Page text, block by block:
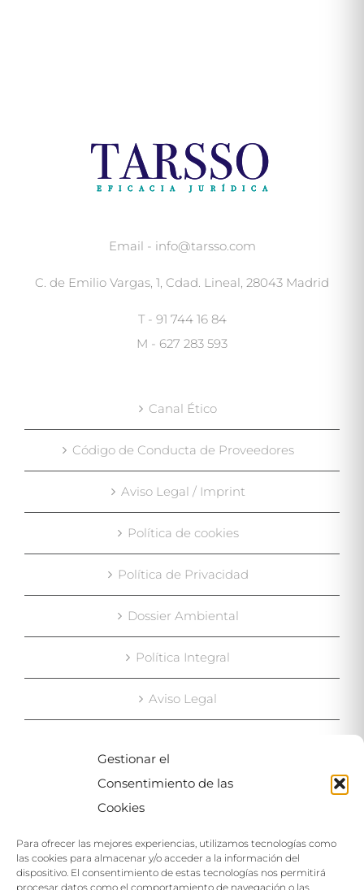
Gestionar el
Consentimiento de las
Cookies
Para ofrecer las mejores experiencias, utilizamos tecnologías como
las cookies para almacenar y/o acceder a la información del
dispositivo. El consentimiento de estas tecnologías nos permitirá
procesar datos como el comportamiento de navegación o las
Email - info@tarsso.com
C. de Emilio Vargas, 1, Cdad. Lineal, 28043 Madrid
T - 91 744 16 84
M - 627 283 593
Canal Ético
Código de Conducta de Proveedores
Aviso Legal / Imprint
Política de cookies
Política de Privacidad
Dossier Ambiental
Política Integral
Aviso Legal